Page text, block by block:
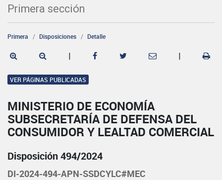
Primera sección
Primera Disposiciones Detalle
| |
VER PÁGINAS PUBLICADAS
MINISTERIO DE ECONOMÍA
SUBSECRETARÍA DE DEFENSA DEL
CONSUMIDOR Y LEALTAD COMERCIAL
Disposición 494/2024
DI-2024-494-APN-SSDCYLC#MEC